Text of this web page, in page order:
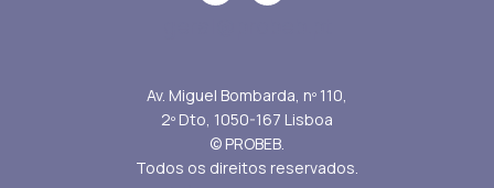
Av. Miguel Bombarda, nº 110,
2º Dto, 1050-167 Lisboa
© PROBEB.
Todos os direitos reservados.